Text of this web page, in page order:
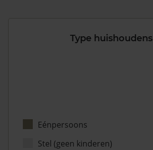
Type huishoudens
Eénpersoons
Stel (geen kinderen)